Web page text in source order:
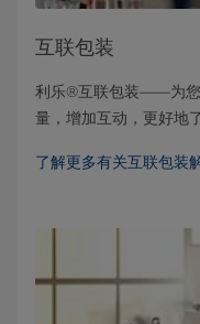
互联包装
利乐®互联包装——为您
量，增加互动，更好地
了解更多有关互联包装